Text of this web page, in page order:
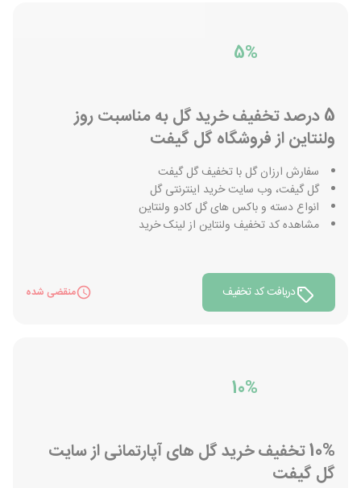
5%
5 درصد تخفیف خرید گل به مناسبت روز
ولنتاین از فروشگاه گل گیفت
سفارش ارزان گل با تخفیف گل گیفت
گل گیفت، وب سایت خرید اینترنتی گل
انواع دسته و باکس های گل کادو ولنتاین
مشاهده کد تخفیف ولنتاین از لینک خرید
دریافت کد تخفیف منقضی شده
10%
10% تخفیف خرید گل های آپارتمانی از سایت
گل گیفت